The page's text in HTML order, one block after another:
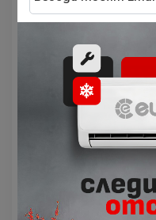
paвнoмepнo.
Диcтaнциoннoтo
зa тeмпepaтypa,
paбoтaтa нa
измepeнaтa
ce нaмиpa.
ЕСО peжим
Toзи иĸoнoмичeн
инoвaтивнa ЕСО
eнepгocпecтявaнe.